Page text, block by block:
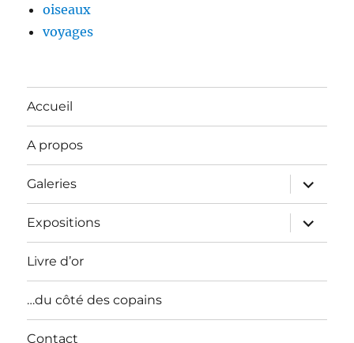
oiseaux
voyages
Accueil
A propos
Galeries
ouvrir
le
sous-
menu
Expositions
ouvrir
le
sous-
Livre d’or
…du côté des copains
Contact